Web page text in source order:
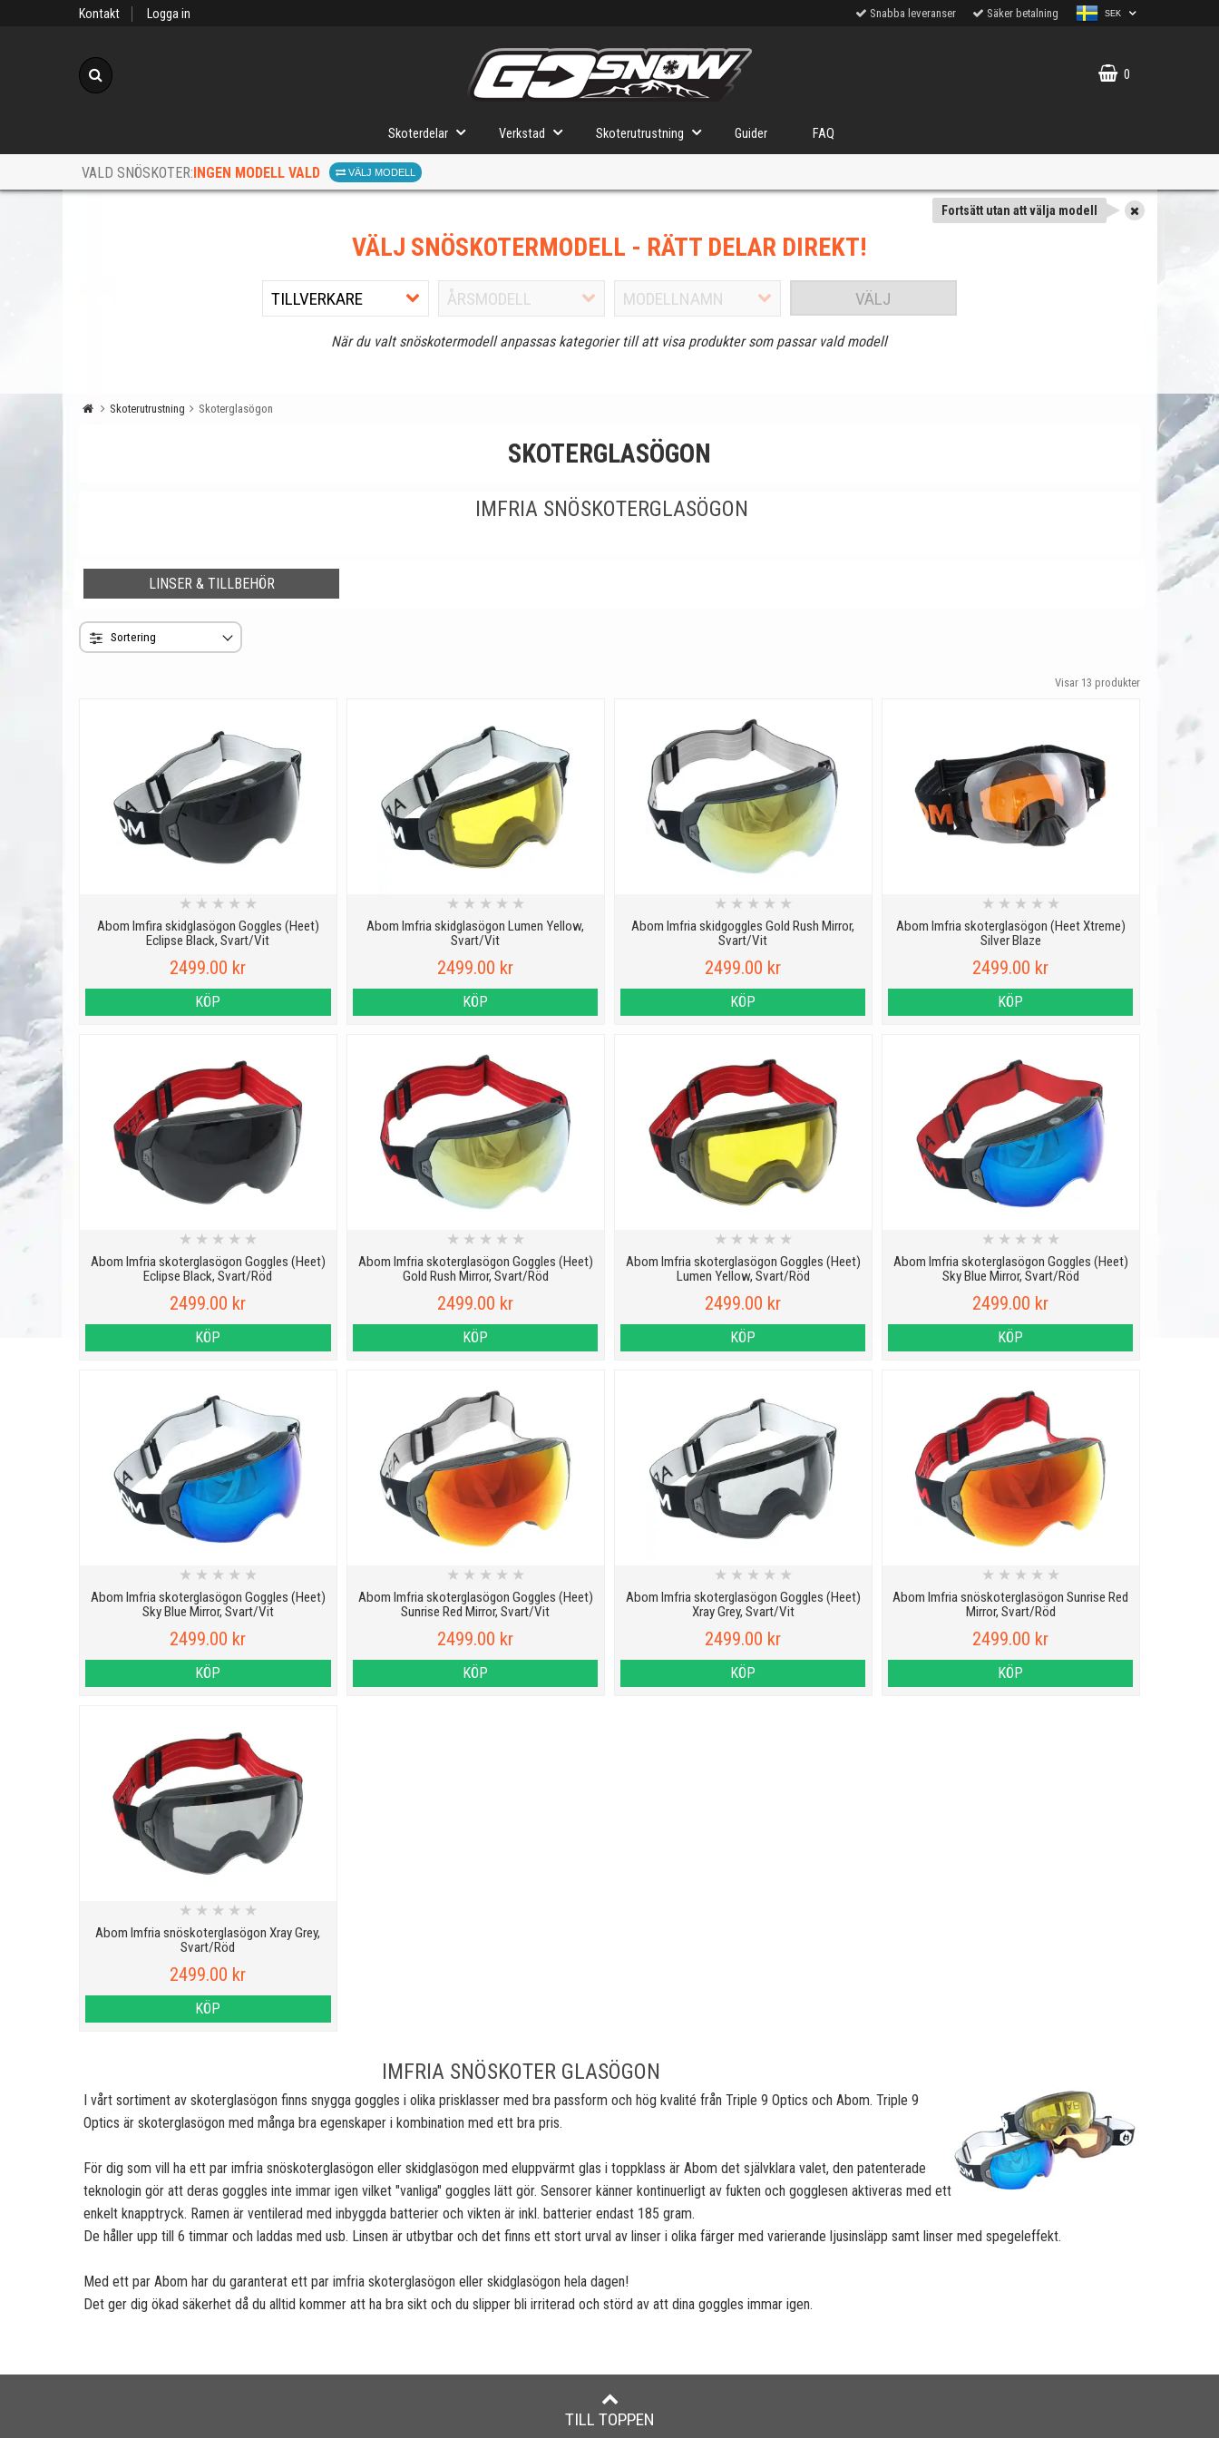
Kontakt Logga in Snabba leveranser Säker betalning SEK
0
Skoterdelar Verkstad Skoterutrustning Guider FAQ
VALD SNÖSKOTER:INGEN MODELL VALD VÄLJ MODELL
Fortsätt utan att välja modell
VÄLJ SNÖSKOTERMODELL - RÄTT DELAR DIREKT!
VÄLJ
När du valt snöskotermodell anpassas kategorier till att visa produkter som passar vald modell
Skoterutrustning Skoterglasögon
SKOTERGLASÖGON
IMFRIA SNÖSKOTERGLASÖGON
LINSER & TILLBEHÖR
Visar 13 produkter
Abom Imfira skidglasögon Goggles (Heet)
Eclipse Black, Svart/Vit
★ ★ ★ ★ ★
2499.00 kr
KÖP
Abom Imfria skidglasögon Lumen Yellow,
Svart/Vit
★ ★ ★ ★ ★
2499.00 kr
KÖP
Abom Imfria skidgoggles Gold Rush Mirror,
Svart/Vit
★ ★ ★ ★ ★
2499.00 kr
KÖP
Abom Imfria skoterglasögon (Heet Xtreme)
Silver Blaze
★ ★ ★ ★ ★
2499.00 kr
KÖP
Abom Imfria skoterglasögon Goggles (Heet)
Eclipse Black, Svart/Röd
★ ★ ★ ★ ★
2499.00 kr
KÖP
Abom Imfria skoterglasögon Goggles (Heet)
Gold Rush Mirror, Svart/Röd
★ ★ ★ ★ ★
2499.00 kr
KÖP
Abom Imfria skoterglasögon Goggles (Heet)
Lumen Yellow, Svart/Röd
★ ★ ★ ★ ★
2499.00 kr
KÖP
Abom Imfria skoterglasögon Goggles (Heet)
Sky Blue Mirror, Svart/Röd
★ ★ ★ ★ ★
2499.00 kr
KÖP
Abom Imfria skoterglasögon Goggles (Heet)
Sky Blue Mirror, Svart/Vit
★ ★ ★ ★ ★
2499.00 kr
KÖP
Abom Imfria skoterglasögon Goggles (Heet)
Sunrise Red Mirror, Svart/Vit
★ ★ ★ ★ ★
2499.00 kr
KÖP
Abom Imfria skoterglasögon Goggles (Heet)
Xray Grey, Svart/Vit
★ ★ ★ ★ ★
2499.00 kr
KÖP
Abom Imfria snöskoterglasögon Sunrise Red
Mirror, Svart/Röd
★ ★ ★ ★ ★
2499.00 kr
KÖP
Abom Imfria snöskoterglasögon Xray Grey,
Svart/Röd
★ ★ ★ ★ ★
2499.00 kr
KÖP
IMFRIA SNÖSKOTER GLASÖGON
I vårt sortiment av skoterglasögon finns snygga goggles i olika prisklasser med bra passform och hög kvalité från Triple 9 Optics och Abom. Triple 9
Optics är skoterglasögon med många bra egenskaper i kombination med ett bra pris.
För dig som vill ha ett par imfria snöskoterglasögon eller skidglasögon med eluppvärmt glas i toppklass är Abom det självklara valet, den patenterade
teknologin gör att deras goggles inte immar igen vilket "vanliga" goggles lätt gör. Sensorer känner kontinuerligt av fukten och gogglesen aktiveras med ett
enkelt knapptryck. Ramen är ventilerad med inbyggda batterier och vikten är inkl. batterier endast 185 gram.
De håller upp till 6 timmar och laddas med usb. Linsen är utbytbar och det finns ett stort urval av linser i olika färger med varierande ljusinsläpp samt linser med spegeleffekt.
Med ett par Abom har du garanterat ett par imfria skoterglasögon eller skidglasögon hela dagen!
Det ger dig ökad säkerhet då du alltid kommer att ha bra sikt och du slipper bli irriterad och störd av att dina goggles immar igen.
TILL TOPPEN